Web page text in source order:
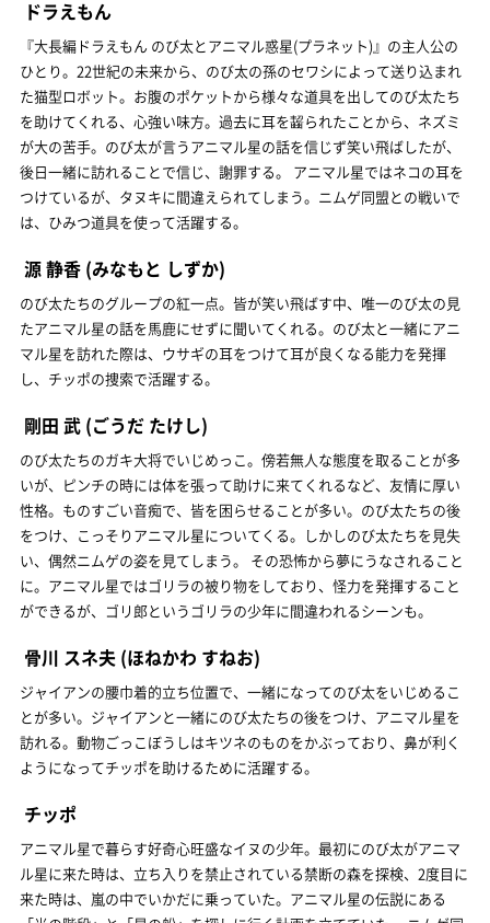
ドラえもん
『大長編ドラえもん のび太とアニマル惑星(プラネット)』の主人公の
ひとり。22世紀の未来から、のび太の孫のセワシによって送り込まれ
た猫型ロボット。お腹のポケットから様々な道具を出してのび太たち
を助けてくれる、心強い味方。過去に耳を齧られたことから、ネズミ
が大の苦手。のび太が言うアニマル星の話を信じず笑い飛ばしたが、
後日一緒に訪れることで信じ、謝罪する。 アニマル星ではネコの耳を
つけているが、タヌキに間違えられてしまう。ニムゲ同盟との戦いで
は、ひみつ道具を使って活躍する。
源 静香 (みなもと しずか)
のび太たちのグループの紅一点。皆が笑い飛ばす中、唯一のび太の見
たアニマル星の話を馬鹿にせずに聞いてくれる。のび太と一緒にアニ
マル星を訪れた際は、ウサギの耳をつけて耳が良くなる能力を発揮
し、チッポの捜索で活躍する。
剛田 武 (ごうだ たけし)
のび太たちのガキ大将でいじめっこ。傍若無人な態度を取ることが多
いが、ピンチの時には体を張って助けに来てくれるなど、友情に厚い
性格。ものすごい音痴で、皆を困らせることが多い。のび太たちの後
をつけ、こっそりアニマル星についてくる。しかしのび太たちを見失
い、偶然ニムゲの姿を見てしまう。 その恐怖から夢にうなされること
に。アニマル星ではゴリラの被り物をしており、怪力を発揮すること
ができるが、ゴリ郎というゴリラの少年に間違われるシーンも。
骨川 スネ夫 (ほねかわ すねお)
ジャイアンの腰巾着的立ち位置で、一緒になってのび太をいじめるこ
とが多い。ジャイアンと一緒にのび太たちの後をつけ、アニマル星を
訪れる。動物ごっこぼうしはキツネのものをかぶっており、鼻が利く
ようになってチッポを助けるために活躍する。
チッポ
アニマル星で暮らす好奇心旺盛なイヌの少年。最初にのび太がアニマ
ル星に来た時は、立ち入りを禁止されている禁断の森を探検、2度目に
来た時は、嵐の中でいかだに乗っていた。アニマル星の伝説にある